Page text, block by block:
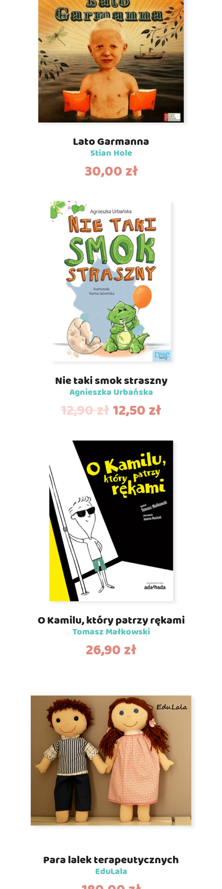
Lato Garmanna
Stian Hole
30,00zł
Nie taki smok straszny
Agnieszka Urbańska
12,90zł12,50zł
O Kamilu, który patrzy rękami
Tomasz Małkowski
26,90zł
Para lalek terapeutycznych
EduLala